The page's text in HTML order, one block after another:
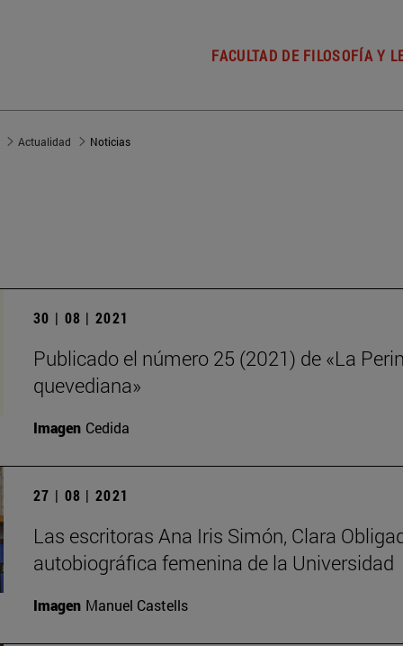
FACULTAD DE FILOSOFÍA Y
Actualidad Noticias
30 | 08 | 2021
Publicado el número 25 (2021) de «La
quevediana»
Imagen Cedida
27 | 08 | 2021
Las escritoras Ana Iris Simón, Clara
autobiográfica femenina de la Universidad
Imagen Manuel Castells